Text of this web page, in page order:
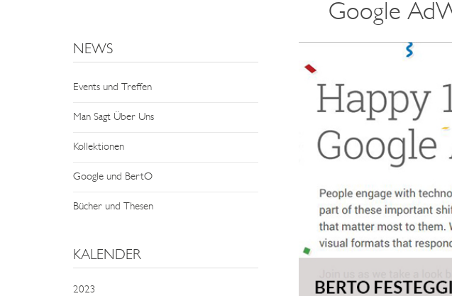
Google
NEWS
Events und Treffen
Man Sagt Über Uns
Kollektionen
Google und BertO
Bücher und Thesen
KALENDER
2023